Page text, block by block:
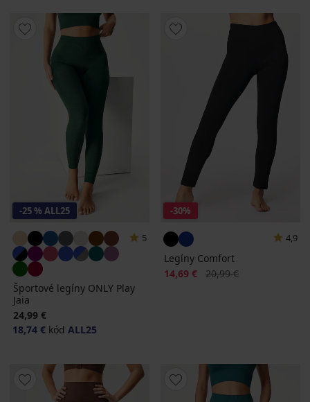
-25 % ALL25
5
Športové legíny ONLY Play
Jaia
24,99 €
18,74 € kód ALL25
-30%
4,9
Legíny Comfort
Zľava
14,69 € Pôvodná cena
20,99 €